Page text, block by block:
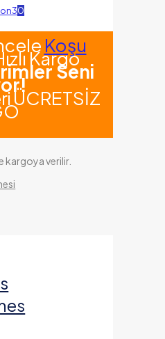
0
Koşu
Kargo
Seni
ÜCRETSİZ
kargoya verilir.